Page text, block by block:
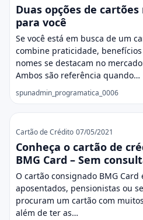
Empréstimo
Finanças
Imóvel
Legal
Duas opções de
para você
Se você está em busca de um
combine praticidade,
nomes se destacam no
Ambos são referência quando…
spunadmin_programatica_0006
Cartão de Crédito 07/05/2021
Conheça o cartão de
BMG Card – Sem
O cartão consignado BMG
aposentados, pensionistas ou
procuram um cartão com
além de ter as…